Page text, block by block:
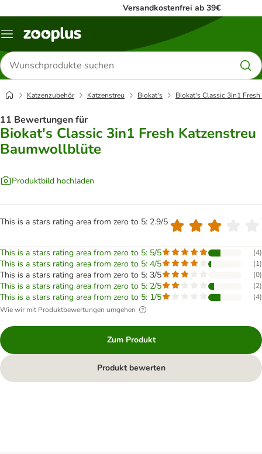
Versandkostenfrei ab 39€
Menü
Produkte
suchen
Katzenzubehör Katzenstreu Biokat's Biokat's Classic 3in1
11 Bewertungen für
Biokat's Classic 3in1 Fresh Katzenstreu
Baumwollblüte
Produktbild hochladen
This is a stars rating area from zero to 5: 2.9/5
This is a stars rating area from zero to 5: 5/5 (4)
This is a stars rating area from zero to 5: 4/5 (1)
This is a stars rating area from zero to 5: 3/5 (0)
This is a stars rating area from zero to 5: 2/5 (2)
This is a stars rating area from zero to 5: 1/5 (4)
Wie wir mit Produktbewertungen umgehen
Zum Produkt
Produkt bewerten